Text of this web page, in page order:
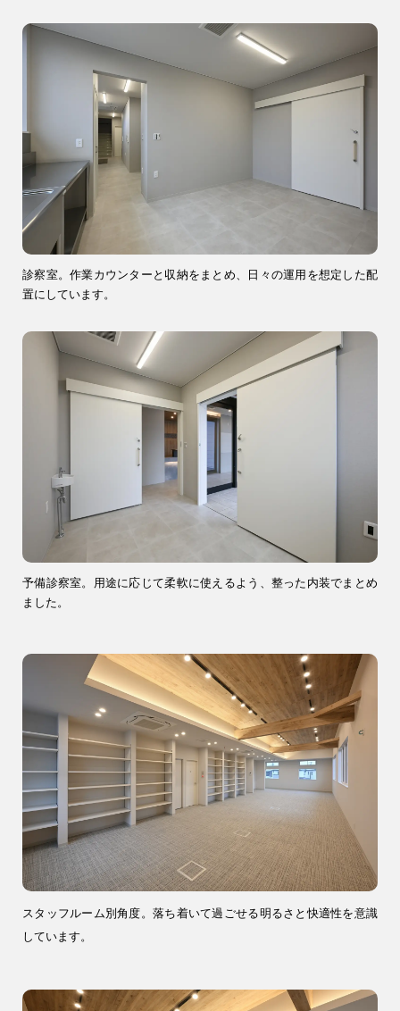
診察室。作業カウンターと収納をまとめ、日々の運用を想定した配
置にしています。
予備診察室。用途に応じて柔軟に使えるよう、整った内装でまとめ
ました。
スタッフルーム別角度。落ち着いて過ごせる明るさと快適性を意識
しています。
営業時間 9時〜18時